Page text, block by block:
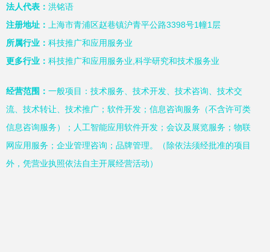
法人代表： 洪铭语
注册地址：
上海市青浦区赵巷镇沪青平公路3398号1幢1层
所属行业： 科技推广和应用服务业
更多行业： 科技推广和应用服务业,科学研究和技术服务业
经营范围： 一般项目：技术服务、技术开发、技术咨询、技术交
流、技术转让、技术推广；软件开发；信息咨询服务（不含许可类
信息咨询服务）；人工智能应用软件开发；会议及展览服务；物联
网应用服务；企业管理咨询；品牌管理。（除依法须经批准的项目
外，凭营业执照依法自主开展经营活动）